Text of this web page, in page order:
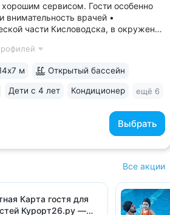
сервисом. Гости особенно
внимательность врачей •
части Кисловодска, в окружении
парк • Территория 3,2 га
Выбрать
м Открытый бассейн
Дети с 4 лет Кондиционер ещё 6
Все акции
Карта гостя для
Курорт26.ру —